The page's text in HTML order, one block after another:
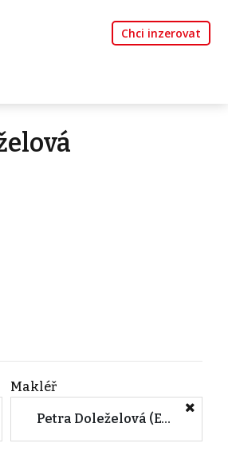
Chci inzerovat
Makléř
Petra Doleželová (EXPLICIT REALITY Zlín)